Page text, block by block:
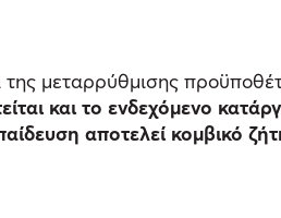
μεταρρύθμισης
και το ενδεχόμενο
αποτελεί κομβικό